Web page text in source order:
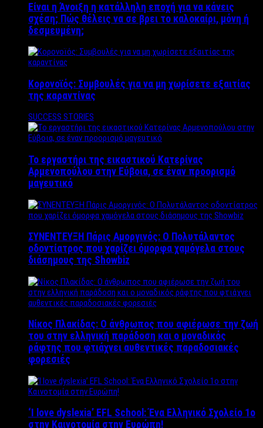
Είναι η Άνοιξη η κατάλληλη εποχή για να κάνεις
σχέση; Πώς θέλεις να σε βρει το καλοκαίρι, μόνη ή
δεσμευμένη;
Κορονοϊός: Συμβουλές για να μη χωρίσετε εξαιτίας
της καραντίνας
SUCCESS STORIES
Το εργαστήρι της εικαστικού Κατερίνας
Αρμενοπούλου στην Εύβοια, σε έναν προορισμό
μαγευτικό
ΣΥΝΕΝΤΕΥΞΗ Πάρις Αμοργινός: O Πολυτάλαντος
οδοντίατρος που χαρίζει όμορφα χαμόγελα στους
διάσημους της Showbiz
Νίκος Πλακίδας: O άνθρωπος που αφιέρωσε την ζωή
του στην ελληνική παράδοση και ο μοναδικός
ράφτης που φτιάχνει αυθεντικές παραδοσιακές
φορεσιές
‘Ι love dyslexia’ EFL School: Ένα Ελληνικό Σχολείo 1ο
στην Καινοτομία στην Ευρώπη!